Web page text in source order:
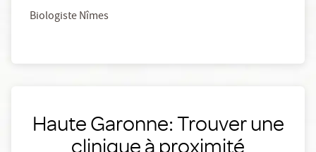
Biologiste Nîmes
Haute Garonne: Trouver une
clinique à proximité